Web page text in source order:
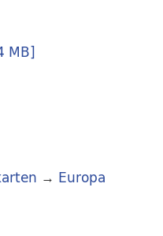
MB]
→ Europa